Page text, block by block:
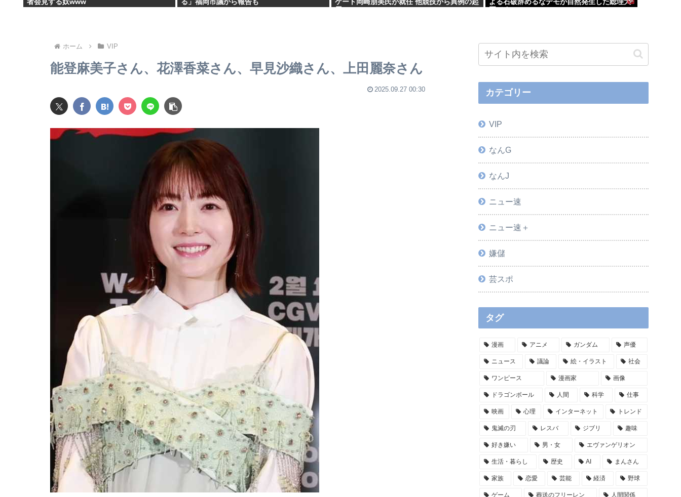
者会見する奴www
る」福岡市議から報告も
ケート岡崎朋美氏が就任 他競技から異例の起
よる石破辞めるなデモが自然発生した総理大
ホーム VIP
能登麻美子さん、花澤香菜さん、早見沙織さん、上田麗奈さん
2025.09.27 00:30 カテゴリー
VIP
なんG
なんJ
ニュー速
ニュー速＋
嫌儲
芸スポ
タグ
漫画 アニメ ガンダム 声優
ニュース 議論 絵・イラスト 社会
ワンピース 漫画家 画像
ドラゴンボール 人間 科学 仕事
映画 心理 インターネット トレンド
鬼滅の刃 レスバ ジブリ 趣味
好き嫌い 男・女 エヴァンゲリオン
生活・暮らし 歴史 AI まんさん
家族 恋愛 芸能 経済 野球
ゲーム 葬送のフリーレン 人間関係